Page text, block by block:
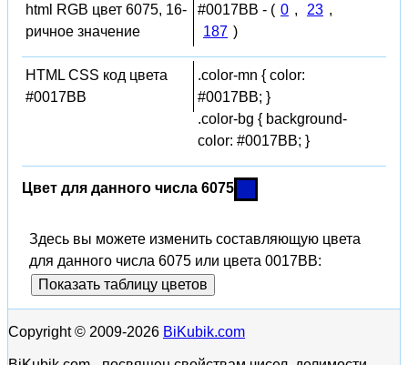
html RGB цвет 6075, 16-
ричное значение
#0017BB - ( 0 , 23 ,
187 )
HTML CSS код цвета
#0017BB
.color-mn { color:
#0017BB; }
.color-bg { background-
color: #0017BB; }
Цвет для данного числа 6075
Здесь вы можете изменить составляющую цвета
для данного числа 6075 или цвета 0017BB:
Показать таблицу цветов
Copyright © 2009-2026 BiKubik.com